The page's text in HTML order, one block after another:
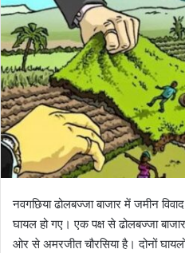
नवगछिया ढोलबज्जा बाजार में जमीन विवाद
घायल हो गए। एक पक्ष से ढोलबज्जा
ओर से अमरजीत चौरसिया है। दोनों